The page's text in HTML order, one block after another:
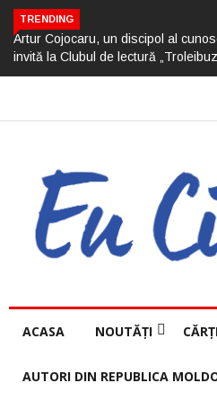
TRENDING
Artur Cojocaru, un discipol al
invită la Clubul de lectură
ACASA NOUTĂȚI
AUTORI DIN REPUBLICA